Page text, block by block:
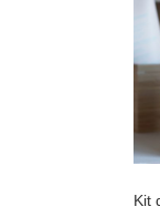
Kit
on
the